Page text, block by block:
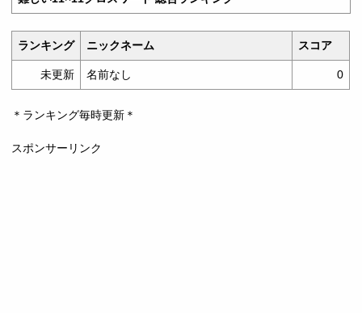
ランキング ニックネーム スコア
未更新 名前なし 0
＊ランキング毎時更新＊
スポンサーリンク